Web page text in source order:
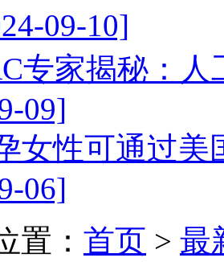
09-10]
专家揭秘：
09]
女性可通过美
06]
置： 首页 > 最